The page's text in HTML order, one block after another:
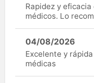
Rapidez y
médicos. Lo
04/08/2026
Excelente y
médicas